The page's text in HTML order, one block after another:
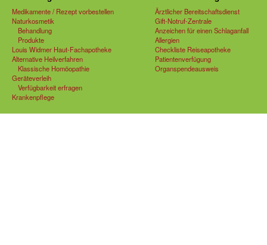
Medikamente / Rezept vorbestellen
Naturkosmetik
Behandlung
Produkte
Louis Widmer Haut-Fachapotheke
Alternative Heilverfahren
Klassische Homöopathie
Geräteverleih
Verfügbarkeit erfragen
Krankenpflege
Ärztlicher Bereitschaftsdienst
Gift-Notruf-Zentrale
Anzeichen für einen Schlaganfall
Allergien
Checkliste Reiseapotheke
Patientenverfügung
Organspendeausweis